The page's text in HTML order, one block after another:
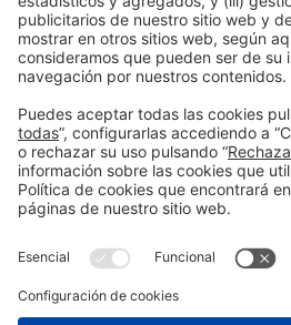
Información general
Aviso legal
Política de privacidad
Política de cookies
en las redes